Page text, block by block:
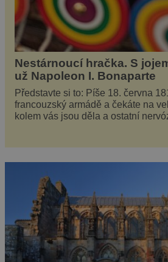
Nestárnoucí hračka. S
už Napoleon I. Bonaparte
Představte si to: Píše 18. června
francouzský armádě a čekáte na
kolem vás jsou děla a ostatní
děláte vy? Hrajete si… s jojem!